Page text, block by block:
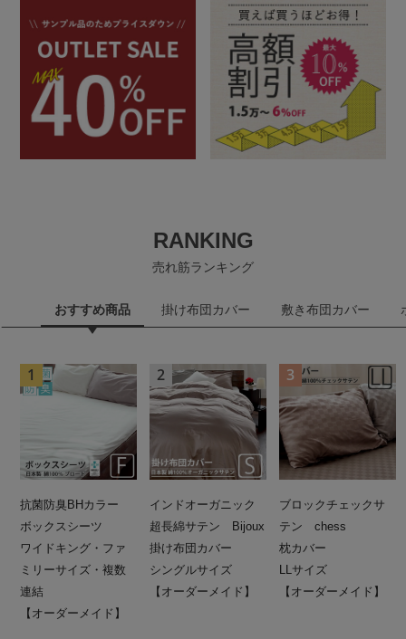
RANKING
売れ筋ランキング
おすすめ商品 掛け布団カバー 敷き布団カバー
抗菌防臭BHカラー
ボックスシーツ
ワイドキング・ファ
ミリーサイズ・複数
連結
【オーダーメイド】
インドオーガニック
超長綿サテン Bijoux
掛け布団カバー
シングルサイズ
【オーダーメイド】
ブロックチェックサ
テン chess
枕カバー
LLサイズ
【オーダーメイド】